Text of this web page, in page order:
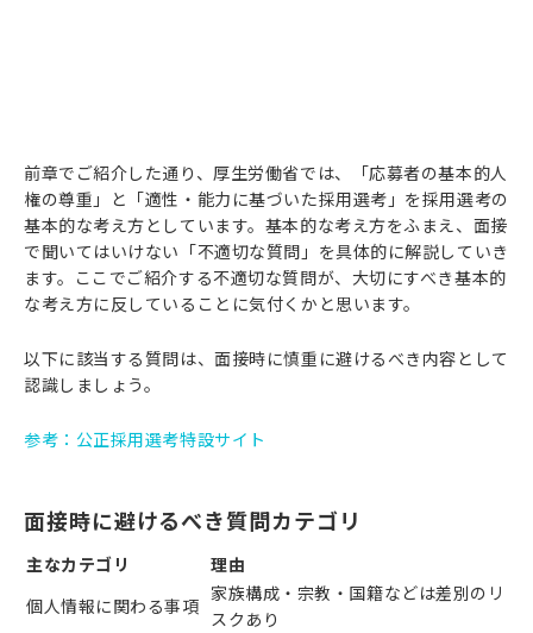
前章でご紹介した通り、厚生労働省では、「応募者の基本的人
権の尊重」と「適性・能力に基づいた採用選考」を採用選考の
基本的な考え方としています。基本的な考え方をふまえ、面接
で聞いてはいけない「不適切な質問」を具体的に解説していき
ます。ここでご紹介する不適切な質問が、大切にすべき基本的
な考え方に反していることに気付くかと思います。
以下に該当する質問は、面接時に慎重に避けるべき内容として
認識しましょう。
参考：公正採用選考特設サイト
面接時に避けるべき質問カテゴリ
主なカテゴリ
理由
個人情報に関わる事項
家族構成・宗教・国籍などは差別のリ
スクあり